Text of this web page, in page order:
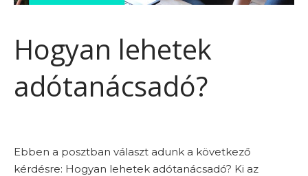
Hogyan lehetek
adótanácsadó?
Ebben a posztban választ adunk a következő
kérdésre: Hogyan lehetek adótanácsadó? Ki az